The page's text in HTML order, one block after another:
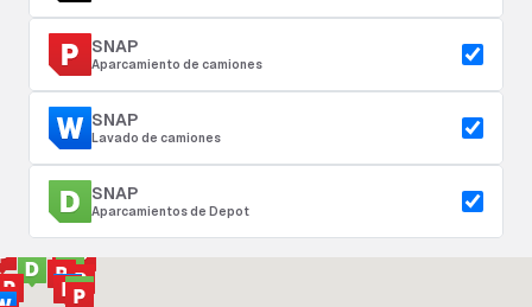
SNAP
Aparcamiento de camiones
SNAP
Lavado de camiones
SNAP
Aparcamientos de Depot